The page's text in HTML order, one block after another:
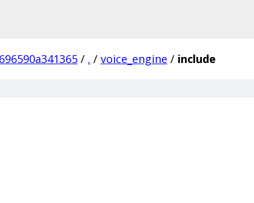
/ . / voice_engine / include